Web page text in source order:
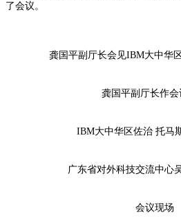
了会议。
龚国平副厅长会见IBM大中华
龚国平副厅长作
IBM大中华区佐治 托马
广东省对外科技交流中心
会议现场